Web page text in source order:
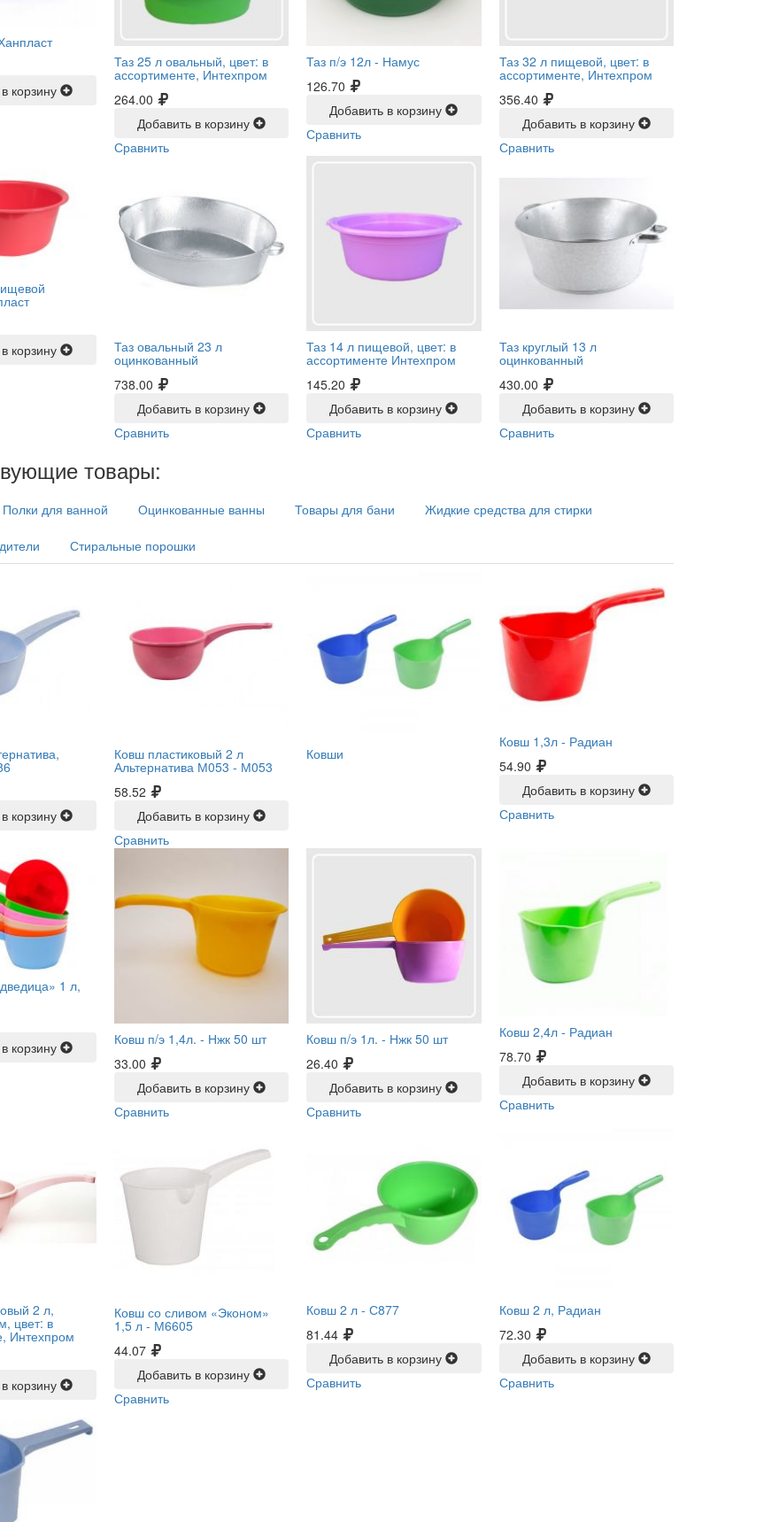
корзину
Таз 25 л овальный, цвет: в
ассортименте, Интехпром
264.00
Добавить в корзину
Сравнить
Таз п/э 12л - Намус
126.70
Добавить в корзину
Сравнить
Таз 32 л пищевой, цвет: в
ассортименте, Интехпром
356.40
Добавить в корзину
Сравнить
корзину
Таз овальный 23 л
оцинкованный
738.00
Добавить в корзину
Сравнить
Таз 14 л пищевой, цвет: в
ассортименте Интехпром
145.20
Добавить в корзину
Сравнить
Таз круглый 13 л
оцинкованный
430.00
Добавить в корзину
Сравнить
товары:
Полки для ванной Оцинкованные ванны Товары для бани Жидкие средства для стирки
Стиральные порошки
корзину
Ковш пластиковый 2 л
Альтернатива М053 - М053
58.52
Добавить в корзину
Сравнить
Ковши
Ковш 1,3л - Радиан
54.90
Добавить в корзину
Сравнить
1 л,
корзину
Ковш п/э 1,4л. - Нжк 50 шт
33.00
Добавить в корзину
Сравнить
Ковш п/э 1л. - Нжк 50 шт
26.40
Добавить в корзину
Сравнить
Ковш 2,4л - Радиан
78.70
Добавить в корзину
Сравнить
2 л,
цвет: в
Интехпром
корзину
Ковш со сливом «Эконом»
1,5 л - М6605
44.07
Добавить в корзину
Сравнить
Ковш 2 л - С877
81.44
Добавить в корзину
Сравнить
Ковш 2 л, Радиан
72.30
Добавить в корзину
Сравнить